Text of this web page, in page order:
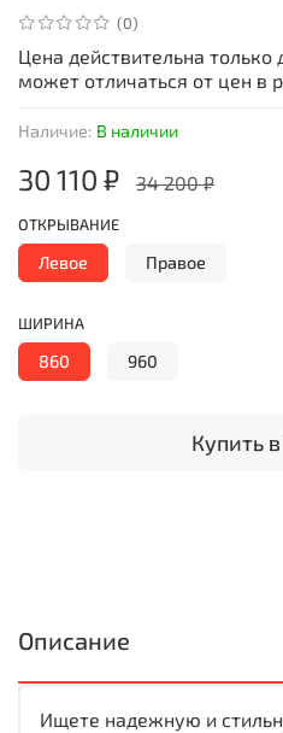
(0)
Наличие: В наличии
30 110 ₽ 34 200 ₽
Купить
ОТКРЫВАНИЕ
Левое Правое
ШИРИНА
860 960
Цена действительна
может отличаться от цен в
Описание
Ищете надежную и